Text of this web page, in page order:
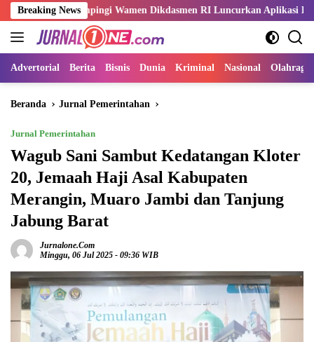
Langsung
ke
konten
Breaking News
Dampingi Wamen Dikdasmen RI Luncurkan Aplikasi Bungo Pintar
Advertorial Berita Bisnis Dunia Kriminal Nasional Olahraga
Beranda Jurnal Pemerintahan
Jurnal Pemerintahan
Wagub Sani Sambut Kedatangan Kloter
20, Jemaah Haji Asal Kabupaten
Merangin, Muaro Jambi dan Tanjung
Jabung Barat
Jurnalone.com
Minggu, 06 Jul 2025 - 09:36 WIB